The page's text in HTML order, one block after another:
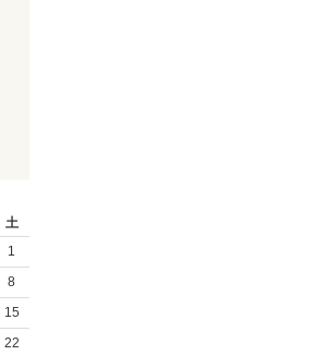
土
1
8
15
22